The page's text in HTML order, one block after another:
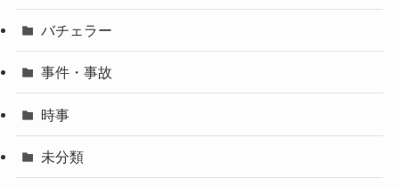
バチェラー
事件・事故
時事
未分類